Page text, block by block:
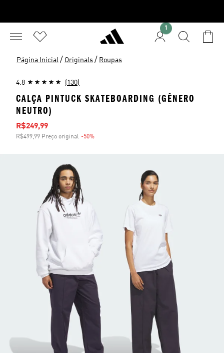
1
Página Inicial / Originals / Roupas
4.8 (130)
CALÇA PINTUCK SKATEBOARDING (GÊNERO
NEUTRO)
Preço com desconto
R$249,99
R$499,99 Preço original -50%